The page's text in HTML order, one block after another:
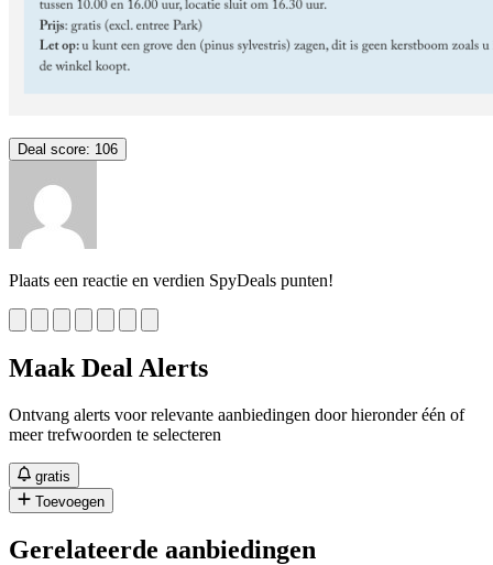
Deal score: 106
Plaats een reactie en verdien SpyDeals punten!
Maak Deal Alerts
Ontvang alerts voor relevante aanbiedingen door hieronder één of
meer trefwoorden te selecteren
gratis
Toevoegen
Gerelateerde aanbiedingen